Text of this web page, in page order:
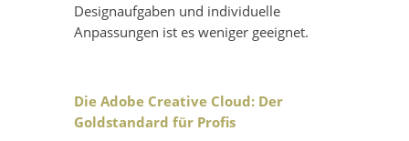
Designaufgaben und individuelle
Anpassungen ist es weniger geeignet.
Die Adobe Creative Cloud: Der
Goldstandard für Profis